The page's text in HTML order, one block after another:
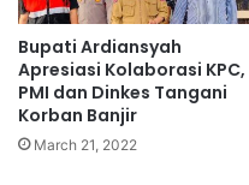
Bupati Ardiansyah
Apresiasi Kolaborasi KPC,
PMI dan Dinkes Tangani
Korban Banjir
March 21, 2022